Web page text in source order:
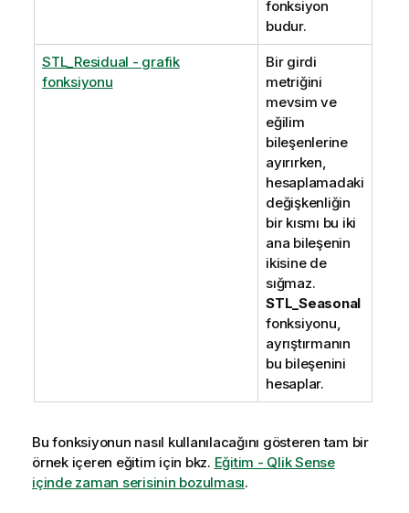
fonksiyon
budur.
STL_Residual - grafik
fonksiyonu
Bir girdi
metriğini
mevsim ve
eğilim
bileşenlerine
ayırırken,
hesaplamadaki
değişkenliğin
bir kısmı bu iki
ana bileşenin
ikisine de
sığmaz.
STL_Seasonal
fonksiyonu,
ayrıştırmanın
bu bileşenini
hesaplar.
Bu fonksiyonun nasıl kullanılacağını gösteren tam bir
örnek içeren eğitim için bkz. Eğitim - Qlik Sense
içinde zaman serisinin bozulması.